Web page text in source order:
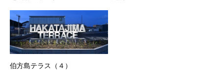
伯方島テラス（４）